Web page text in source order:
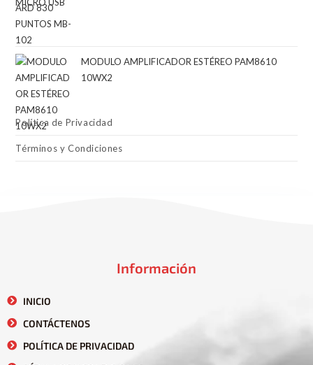
MODULO AMPLIFICADOR ESTÉREO PAM8610
10WX2
Política de Privacidad
Términos y Condiciones
Información
INICIO
CONTÁCTENOS
POLÍTICA DE PRIVACIDAD